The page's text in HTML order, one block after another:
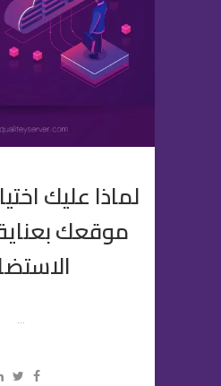
لماذا عليك
موقعك
...